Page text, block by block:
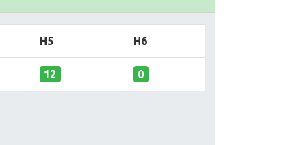
H5 H6
12 0